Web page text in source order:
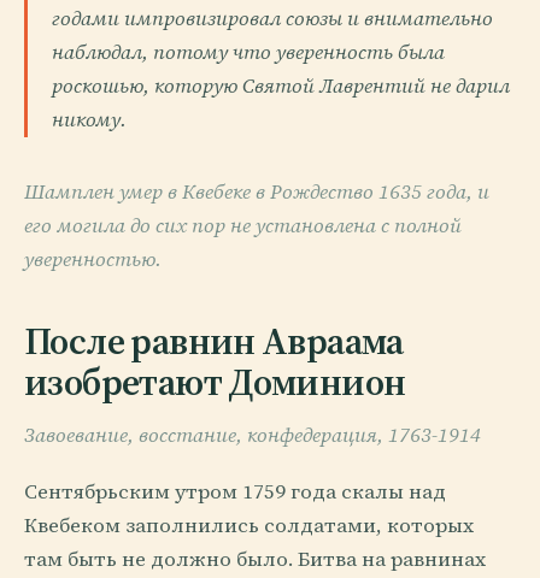
годами импровизировал союзы и внимательно
наблюдал, потому что уверенность была
роскошью, которую Святой Лаврентий не дарил
никому.
Шамплен умер в Квебеке в Рождество 1635 года, и
его могила до сих пор не установлена с полной
уверенностью.
После равнин Авраама
изобретают Доминион
Завоевание, восстание, конфедерация, 1763-1914
Сентябрьским утром 1759 года скалы над
Квебеком заполнились солдатами, которых
там быть не должно было. Битва на равнинах